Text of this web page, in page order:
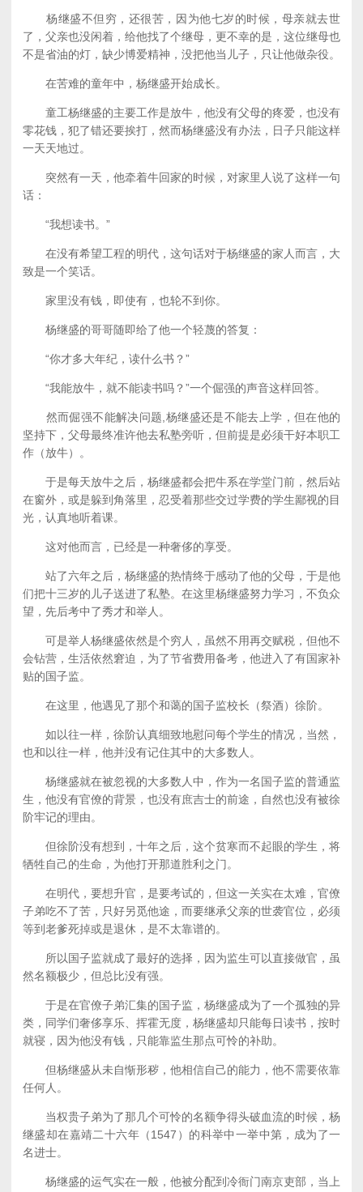
杨继盛不但穷，还很苦，因为他七岁的时候，母亲就去世
了，父亲也没闲着，给他找了个继母，更不幸的是，这位继母也
不是省油的灯，缺少博爱精神，没把他当儿子，只让他做杂役。
在苦难的童年中，杨继盛开始成长。
童工杨继盛的主要工作是放牛，他没有父母的疼爱，也没有
零花钱，犯了错还要挨打，然而杨继盛没有办法，日子只能这样
一天天地过。
突然有一天，他牵着牛回家的时候，对家里人说了这样一句
话：
“我想读书。”
在没有希望工程的明代，这句话对于杨继盛的家人而言，大
致是一个笑话。
家里没有钱，即使有，也轮不到你。
杨继盛的哥哥随即给了他一个轻蔑的答复：
“你才多大年纪，读什么书？”
“我能放牛，就不能读书吗？”一个倔强的声音这样回答。
然而倔强不能解决问题,杨继盛还是不能去上学，但在他的
坚持下，父母最终准许他去私塾旁听，但前提是必须干好本职工
作（放牛）。
于是每天放牛之后，杨继盛都会把牛系在学堂门前，然后站
在窗外，或是躲到角落里，忍受着那些交过学费的学生鄙视的目
光，认真地听着课。
这对他而言，已经是一种奢侈的享受。
站了六年之后，杨继盛的热情终于感动了他的父母，于是他
们把十三岁的儿子送进了私塾。在这里杨继盛努力学习，不负众
望，先后考中了秀才和举人。
可是举人杨继盛依然是个穷人，虽然不用再交赋税，但他不
会钻营，生活依然窘迫，为了节省费用备考，他进入了有国家补
贴的国子监。
在这里，他遇见了那个和蔼的国子监校长（祭酒）徐阶。
如以往一样，徐阶认真细致地慰问每个学生的情况，当然，
也和以往一样，他并没有记住其中的大多数人。
杨继盛就在被忽视的大多数人中，作为一名国子监的普通监
生，他没有官僚的背景，也没有庶吉士的前途，自然也没有被徐
阶牢记的理由。
但徐阶没有想到，十年之后，这个贫寒而不起眼的学生，将
牺牲自己的生命，为他打开那道胜利之门。
在明代，要想升官，是要考试的，但这一关实在太难，官僚
子弟吃不了苦，只好另觅他途，而要继承父亲的世袭官位，必须
等到老爹死掉或是退休，是不太靠谱的。
所以国子监就成了最好的选择，因为监生可以直接做官，虽
然名额极少，但总比没有强。
于是在官僚子弟汇集的国子监，杨继盛成为了一个孤独的异
类，同学们奢侈享乐、挥霍无度，杨继盛却只能每日读书，按时
就寝，因为他没有钱，只能靠监生那点可怜的补助。
但杨继盛从未自惭形秽，他相信自己的能力，他不需要依靠
任何人。
当权贵子弟为了那几个可怜的名额争得头破血流的时候，杨
继盛却在嘉靖二十六年（1547）的科举中一举中第，成为了一
名进士。
杨继盛的运气实在一般，他被分配到冷衙门南京吏部，当上